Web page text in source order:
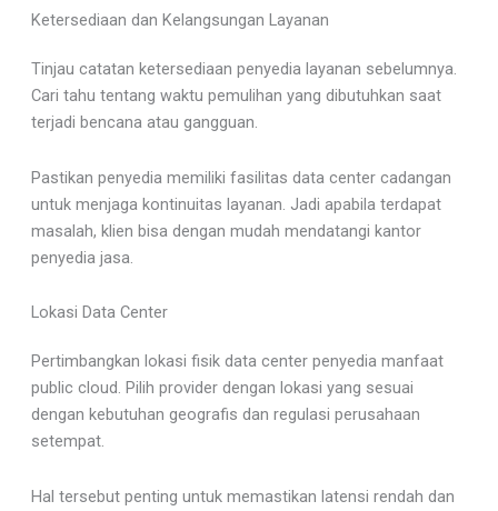
Ketersediaan dan Kelangsungan Layanan
Tinjau catatan ketersediaan penyedia layanan sebelumnya.
Cari tahu tentang waktu pemulihan yang dibutuhkan saat
terjadi bencana atau gangguan.
Pastikan penyedia memiliki fasilitas data center cadangan
untuk menjaga kontinuitas layanan. Jadi apabila terdapat
masalah, klien bisa dengan mudah mendatangi kantor
penyedia jasa.
Lokasi Data Center
Pertimbangkan lokasi fisik data center penyedia manfaat
public cloud. Pilih provider dengan lokasi yang sesuai
dengan kebutuhan geografis dan regulasi perusahaan
setempat.
Hal tersebut penting untuk memastikan latensi rendah dan